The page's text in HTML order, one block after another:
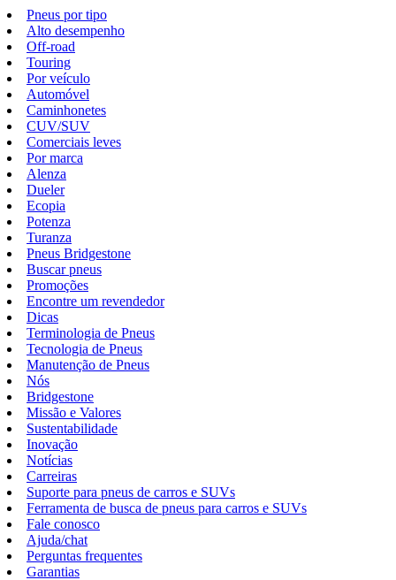
Pneus por tipo
Alto desempenho
Off-road
Touring
Por veículo
Automóvel
Caminhonetes
CUV/SUV
Comerciais leves
Por marca
Alenza
Dueler
Ecopia
Potenza
Turanza
Pneus Bridgestone
Buscar pneus
Promoções
Encontre um revendedor
Dicas
Terminologia de Pneus
Tecnologia de Pneus
Manutenção de Pneus
Nós
Bridgestone
Missão e Valores
Sustentabilidade
Inovação
Notícias
Carreiras
Suporte para pneus de carros e SUVs
Ferramenta de busca de pneus para carros e SUVs
Fale conosco
Ajuda/chat
Perguntas frequentes
Garantias